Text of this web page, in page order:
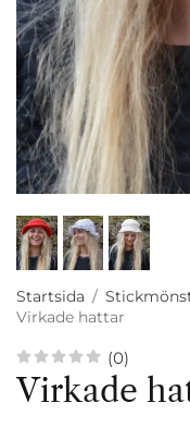
Startsida /
Virkade hattar
(0)
Virkade